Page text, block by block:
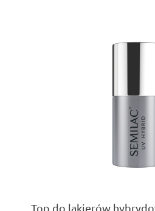
Top do lakierów